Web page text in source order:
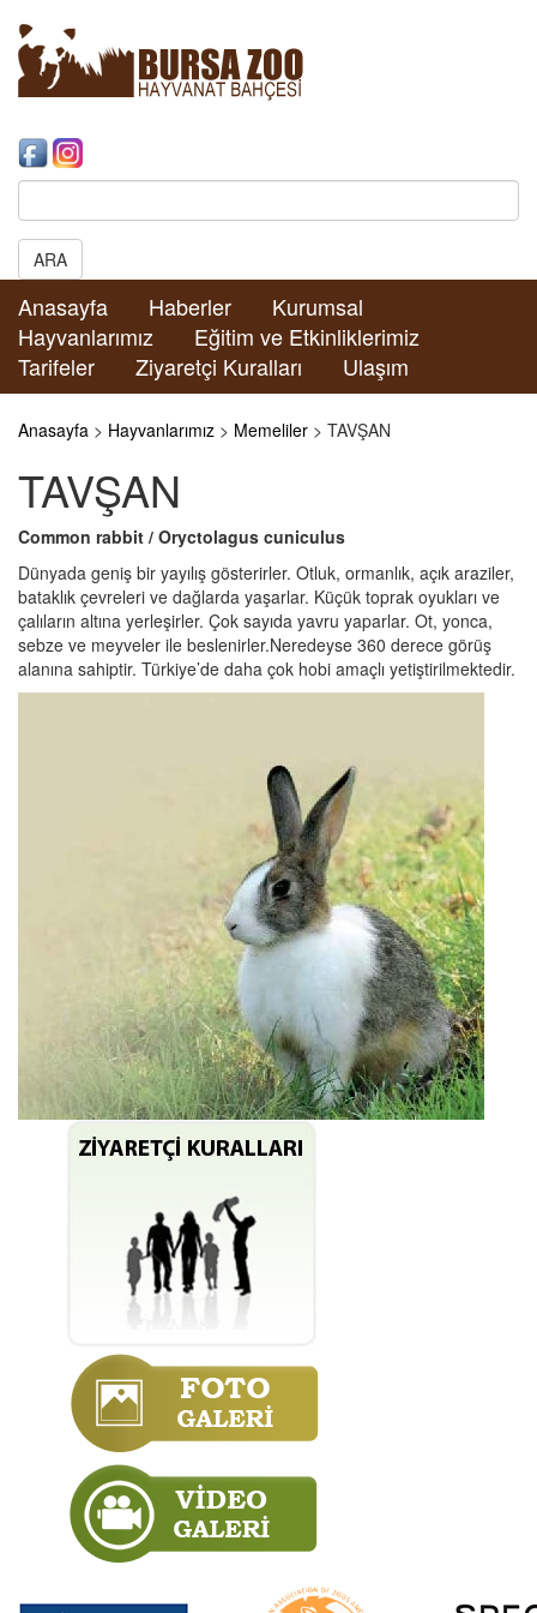
Search:
ARA
Anasayfa Haberler
Kurumsal
Hayvanlarımız
Eğitim ve Etkinliklerimiz
Tarifeler
Ziyaretçi Kuralları Ulaşım
Anasayfa > Hayvanlarımız > Memeliler > TAVŞAN
TAVŞAN
Common rabbit / Oryctolagus cuniculus
Dünyada geniş bir yayılış gösterirler. Otluk, ormanlık, açık araziler,
bataklık çevreleri ve dağlarda yaşarlar. Küçük toprak oyukları ve
çalıların altına yerleşirler. Çok sayıda yavru yaparlar. Ot, yonca,
sebze ve meyveler ile beslenirler.Neredeyse 360 derece görüş
alanına sahiptir. Türkiye’de daha çok hobi amaçlı yetiştirilmektedir.